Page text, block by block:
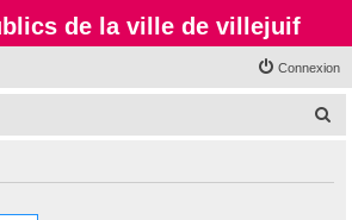
de la ville de villejuif
Connexion